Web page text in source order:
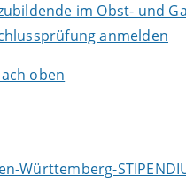
im Obst- und
anmelden
oben
Württemberg-